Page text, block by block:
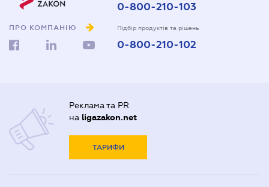
ПРО КОМПАНІЮ
0-800-210-103
Підбір продуктів та рішень
0-800-210-102
Реклама та PR
на ligazakon.net
ТАРИФИ